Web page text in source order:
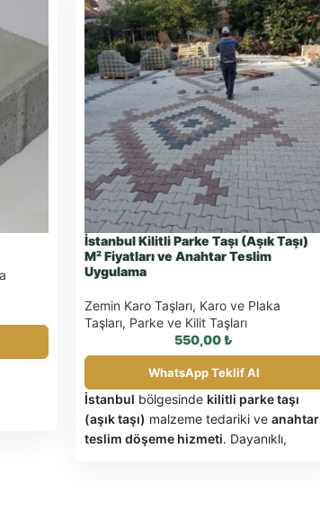
İstanbul Kilitli Parke Taşı (Aşık Taşı)
M² Fiyatları ve Anahtar Teslim
Uygulama
Zemin Karo Taşları, Karo ve Plaka
Taşları, Parke ve Kilit Taşları
550,00₺
WhatsApp Teklif Al
İstanbul bölgesinde kilitli parke taşı
(aşık taşı) malzeme tedariki ve anahtar
teslim döşeme hizmeti. Dayanıklı,